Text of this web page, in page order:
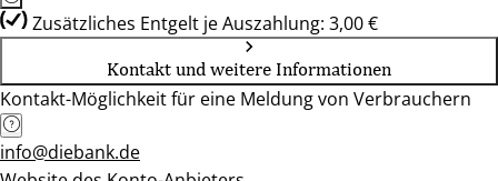
Zusätzliches Entgelt je Auszahlung: 3,00 €
Kontakt und weitere Informationen
Kontakt-Möglichkeit für eine Meldung von Verbrauchern
info@diebank.de